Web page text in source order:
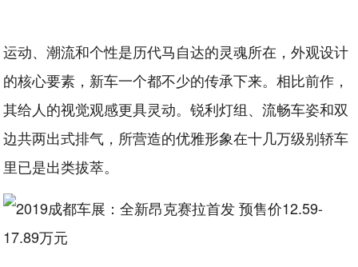
运动、潮流和个性是历代马自达的灵魂所在，外观设计
的核心要素，新车一个都不少的传承下来。相比前作，
其给人的视觉观感更具灵动。锐利灯组、流畅车姿和双
边共两出式排气，所营造的优雅形象在十几万级别轿车
里已是出类拔萃。